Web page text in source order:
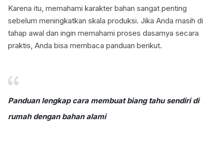
Karena itu, memahami karakter bahan sangat penting
sebelum meningkatkan skala produksi. Jika Anda masih di
tahap awal dan ingin memahami proses dasarnya secara
praktis, Anda bisa membaca panduan berikut.
Panduan lengkap cara membuat biang tahu sendiri di
rumah dengan bahan alami